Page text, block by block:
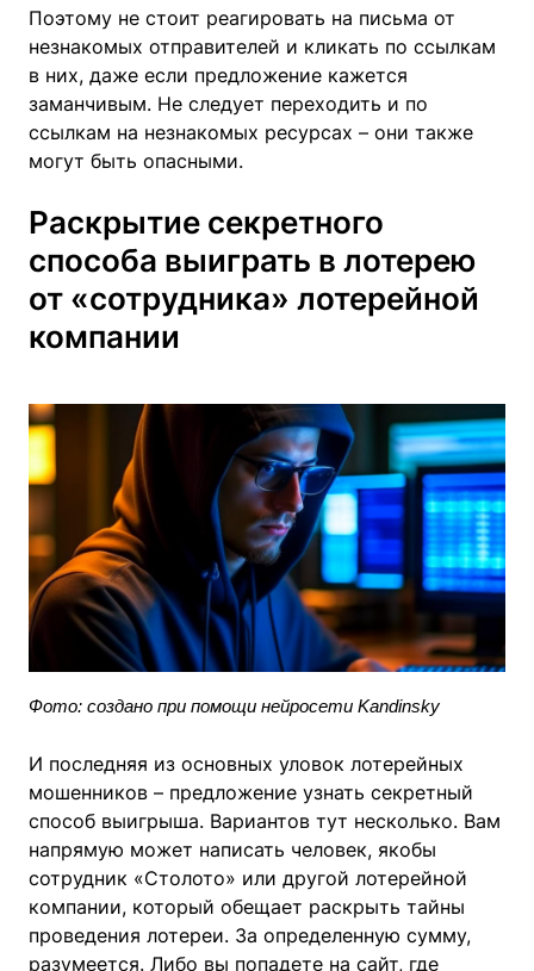
Поэтому не стоит реагировать на письма от
незнакомых отправителей и кликать по ссылкам
в них, даже если предложение кажется
заманчивым. Не следует переходить и по
ссылкам на незнакомых ресурсах – они также
могут быть опасными.
Раскрытие секретного
способа выиграть в лотерею
от «сотрудника» лотерейной
компании
Фото: создано при помощи нейросети Kandinsky
И последняя из основных уловок лотерейных
мошенников – предложение узнать секретный
способ выигрыша. Вариантов тут несколько. Вам
напрямую может написать человек, якобы
сотрудник «Столото» или другой лотерейной
компании, который обещает раскрыть тайны
проведения лотереи. За определенную сумму,
разумеется. Либо вы попадете на сайт, где